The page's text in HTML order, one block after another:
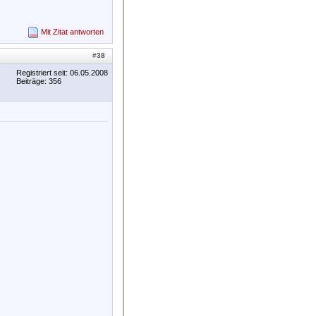
Mit Zitat antworten
#38
Registriert seit: 06.05.2008
Beiträge: 356